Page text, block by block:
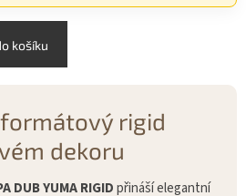
košíku
rigid
dekoru
DUB YUMA RIGIDpřináší elegantní